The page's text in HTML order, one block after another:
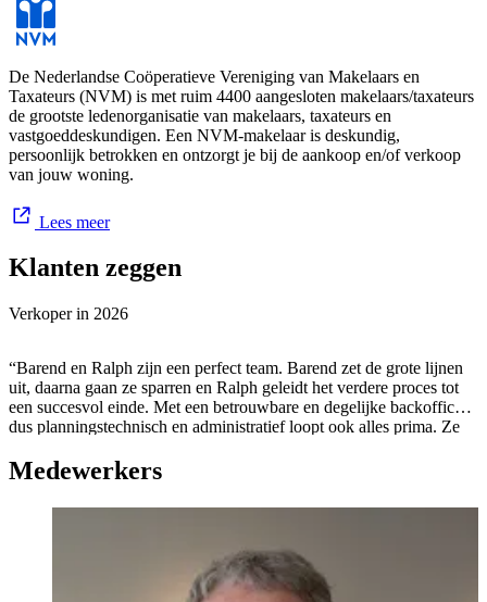
De Nederlandse Coöperatieve Vereniging van Makelaars en
Taxateurs (NVM) is met ruim 4400 aangesloten makelaars/taxateurs
de grootste ledenorganisatie van makelaars, taxateurs en
vastgoeddeskundigen. Een NVM-makelaar is deskundig,
persoonlijk betrokken en ontzorgt je bij de aankoop en/of verkoop
van jouw woning.
Lees meer
Klanten zeggen
Verkoper in 2026
“Barend en Ralph zijn een perfect team. Barend zet de grote lijnen
uit, daarna gaan ze sparren en Ralph geleidt het verdere proces tot
een succesvol einde. Met een betrouwbare en degelijke backoffice,
dus planningstechnisch en administratief loopt ook alles prima. Ze
best haalbare op prettige en realistische wijze behaald wordt. Ik heb
geen recente ervaring met andere makelaars, maar ik heb goede
reden te veronderstellen dat de prijs in goede verhouding tot de
Medewerkers